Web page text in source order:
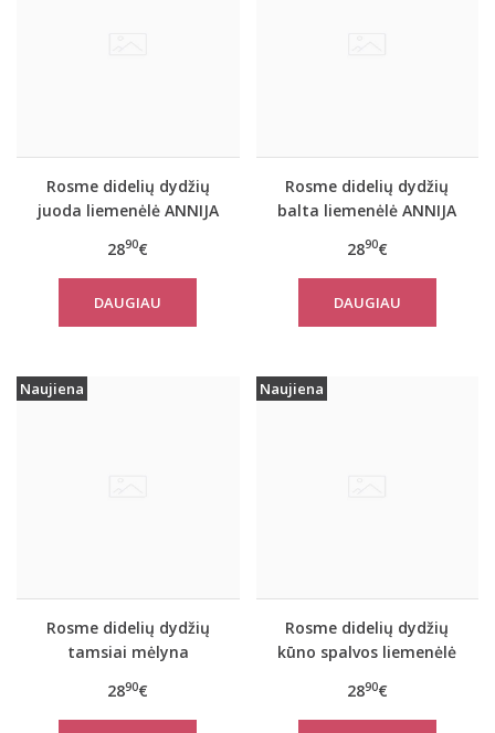
Rosme didelių dydžių
juoda liemenėlė ANNIJA
2890€
DAUGIAU
Rosme didelių dydžių
balta liemenėlė ANNIJA
2890€
DAUGIAU
Naujiena
Rosme didelių dydžių
tamsiai mėlyna
2890€
Naujiena
Rosme didelių dydžių
kūno spalvos liemenėlė
2890€